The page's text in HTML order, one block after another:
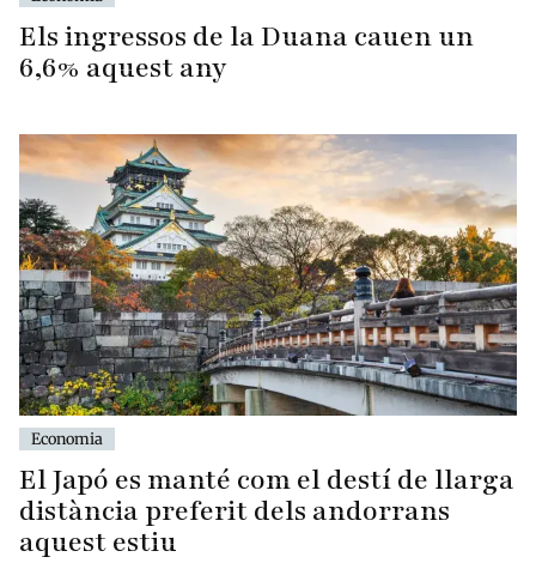
Els ingressos de la Duana cauen un
6,6% aquest any
Economia
El Japó es manté com el destí de llarga
distància preferit dels andorrans
aquest estiu